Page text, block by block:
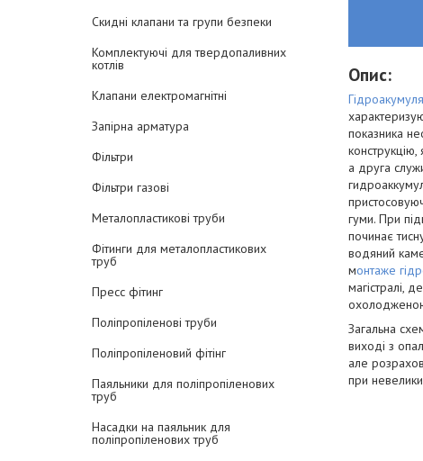
Скидні клапани та групи безпеки
Комплектуючі для твердопаливних
котлів
Клапани електромагнітні
Запірна арматура
Фільтри
Фільтри газові
Металопластикові труби
Фітинги для металопластикових
труб
Пресс фітинг
Поліпропіленові труби
Поліпропіленовий фітінг
Паяльники для поліпропіленових
труб
Насадки на паяльник для
поліпропіленових труб
Опис:
показника
а друга
гуми. При
починає
водяний
монтаже
магістралі,
Загальна
виході з
але
при